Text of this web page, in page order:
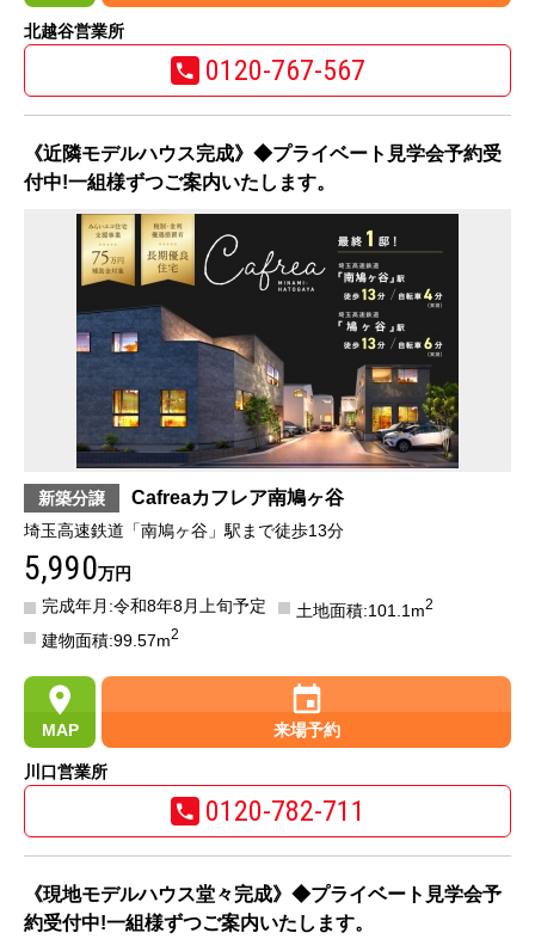
北越谷営業所
0120-767-567
《近隣モデルハウス完成》◆プライベート見学会予約受
付中!一組様ずつご案内いたします。
川口営業所
0120-782-711
新築分譲 Cafreaカフレア南鳩ヶ谷
埼玉高速鉄道「南鳩ヶ谷」駅まで徒歩13分
5,990万円
完成年月:令和8年8月上旬予定
土地面積:101.1m2
建物面積:99.57m2
MAP 来場予約
《現地モデルハウス堂々完成》◆プライベート見学会予
約受付中!一組様ずつご案内いたします。